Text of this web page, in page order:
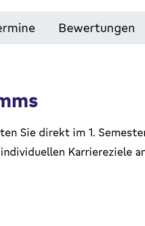
Bewertungen
Sie direkt im 1.
Karriereziele